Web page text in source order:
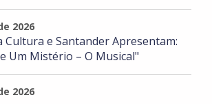
2026
Cultura e Santander Apresentam:
Um Mistério – O Musical"
2026